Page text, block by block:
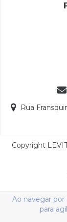
Ao navegar por
para
Rua
Copyright